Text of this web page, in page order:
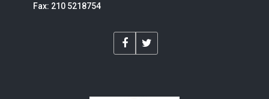
Fax: 210 5218754